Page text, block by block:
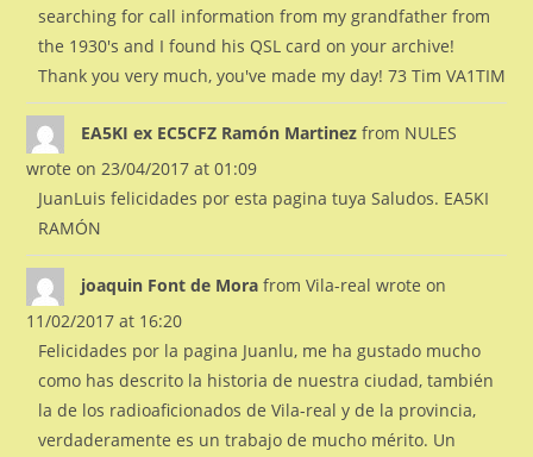
searching for call information from my grandfather from
the 1930's and I found his QSL card on your archive!
Thank you very much, you've made my day! 73 Tim VA1TIM
EA5KI ex EC5CFZ Ramón Martinezfrom NULES
wrote on 23/04/2017 at 01:09
JuanLuis felicidades por esta pagina tuya Saludos. EA5KI
RAMÓN
joaquin Font de Morafrom Vila-real wrote on
11/02/2017 at 16:20
Felicidades por la pagina Juanlu, me ha gustado mucho
como has descrito la historia de nuestra ciudad, también
la de los radioaficionados de Vila-real y de la provincia,
verdaderamente es un trabajo de mucho mérito. Un